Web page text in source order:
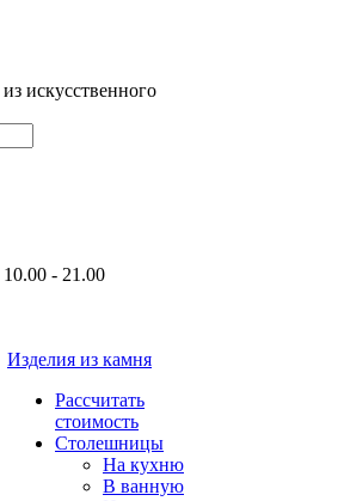
искусственного
- 21.00
Изделия из камня
Рассчитать
стоимость
Столешницы
На кухню
В ванную